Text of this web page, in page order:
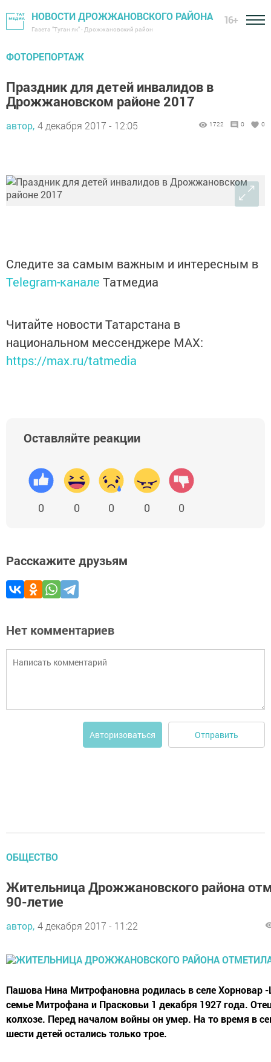
НОВОСТИ ДРОЖЖАНОВСКОГО РАЙОНА
Газета "Туган як" - Дрожжановский район
16+
ФОТОРЕПОРТАЖ
Праздник для детей инвалидов в
Дрожжановском районе 2017
автор, 4 декабря 2017 - 12:05 1722 0 0
Следите за самым важным и интересным в
Telegram-канале Татмедиа
Читайте новости Татарстана в
национальном мессенджере MАХ:
https://max.ru/tatmedia
Оставляйте реакции
0 0 0 0 0
Расскажите друзьям
Нет комментариев
Авторизоваться Отправить
ОБЩЕСТВО
Жительница Дрожжановского района
90-летие
автор, 4 декабря 2017 - 11:22
Пашова Нина Митрофановна родилась в селе Хорновар
семье Митрофана и Прасковьи 1 декабря 1927 года.
колхозе. Перед началом войны он умер. На то время в
шести детей остались только трое.